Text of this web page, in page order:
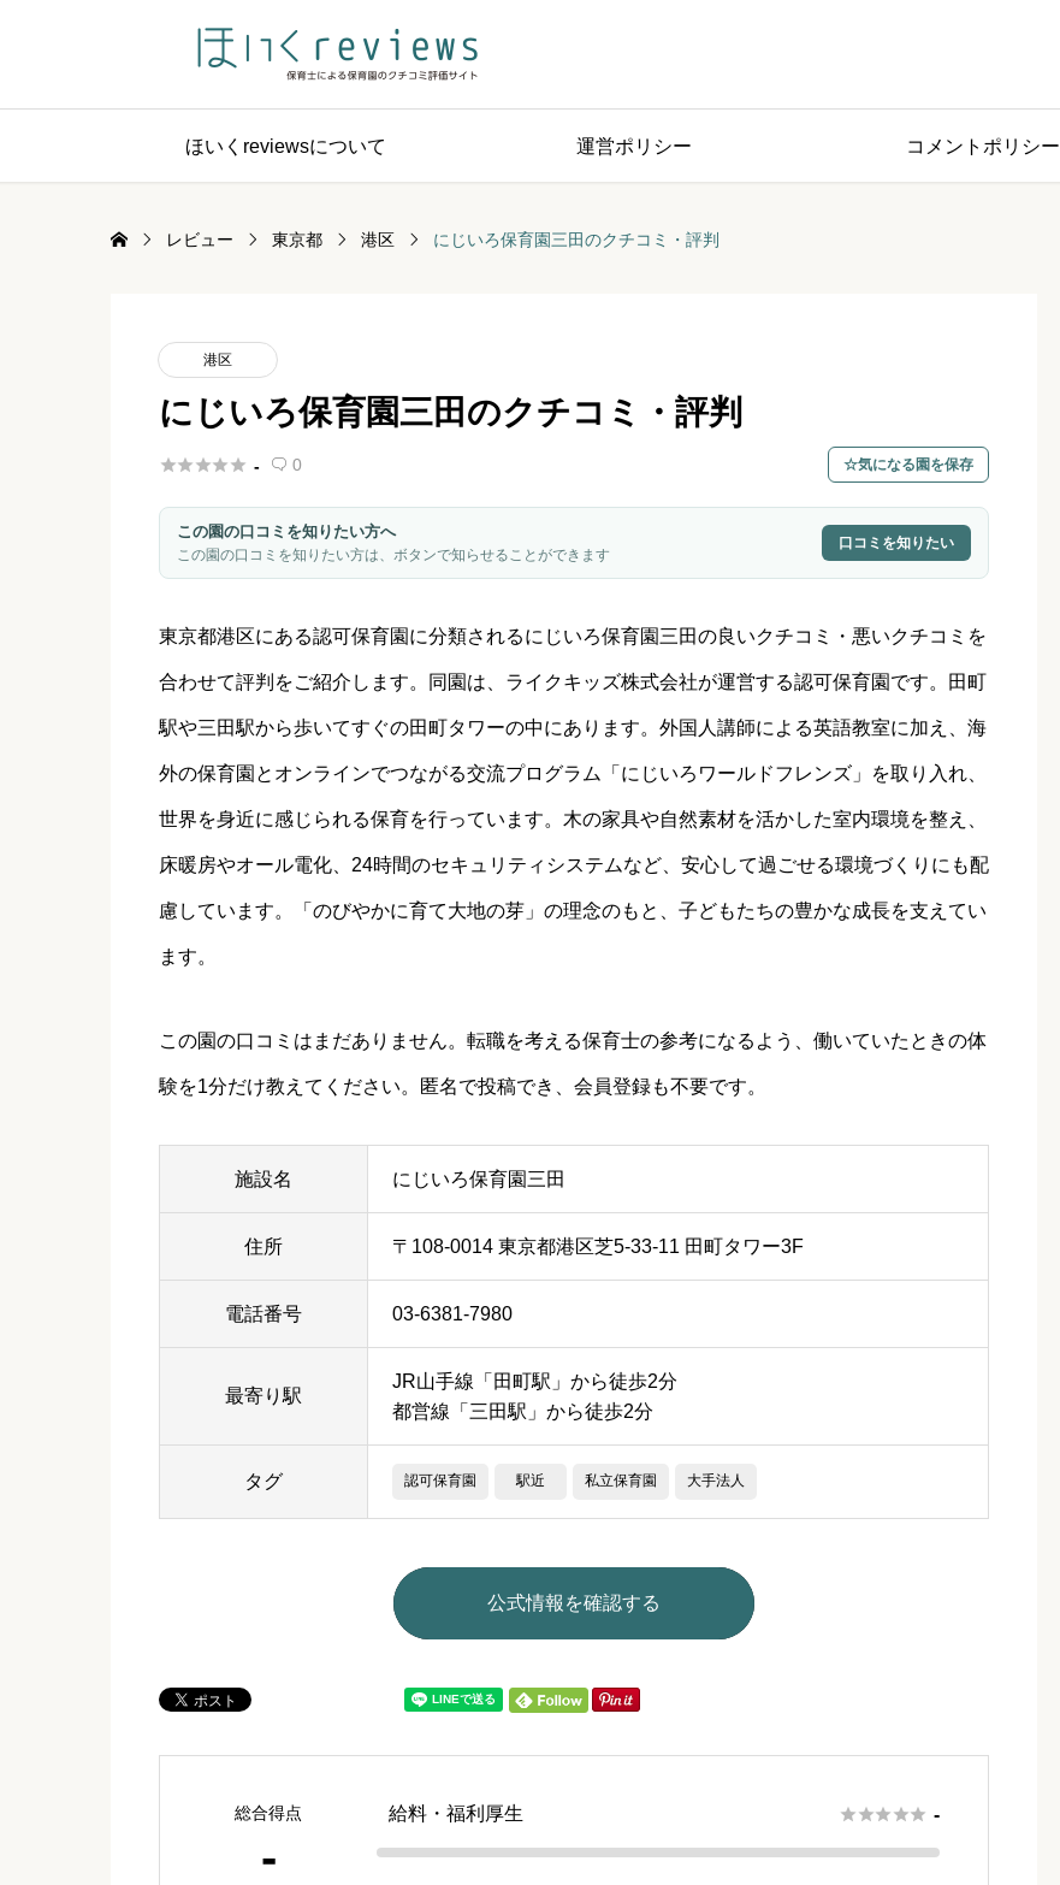
ほいくreviewsについて 運営ポリシー コメントポリシー
レビュー 東京都 港区 にじいろ保育園三田のクチコミ・評判
港区
にじいろ保育園三田のクチコミ・評判
 -  0 気になる園を保存
この園の口コミを知りたい方へ
この園の口コミを知りたい方は、ボタンで知らせることができます
口コミを知りたい
東京都港区にある認可保育園に分類されるにじいろ保育園三田の良いクチコミ・悪いクチコミを
合わせて評判をご紹介します。同園は、ライクキッズ株式会社が運営する認可保育園です。田町
駅や三田駅から歩いてすぐの田町タワーの中にあります。外国人講師による英語教室に加え、海
外の保育園とオンラインでつながる交流プログラム「にじいろワールドフレンズ」を取り入れ、
世界を身近に感じられる保育を行っています。木の家具や自然素材を活かした室内環境を整え、
床暖房やオール電化、24時間のセキュリティシステムなど、安心して過ごせる環境づくりにも配
慮しています。「のびやかに育て大地の芽」の理念のもと、子どもたちの豊かな成長を支えてい
ます。
この園の口コミはまだありません。転職を考える保育士の参考になるよう、働いていたときの体
験を1分だけ教えてください。匿名で投稿でき、会員登録も不要です。
施設名 にじいろ保育園三田
住所 〒108-0014 東京都港区芝5-33-11 田町タワー3F
電話番号 03-6381-7980
最寄り駅
JR山手線「田町駅」から徒歩2分
都営線「三田駅」から徒歩2分
タグ 認可保育園 駅近 私立保育園 大手法人
公式情報を確認する
総合得点
-
給料・福利厚生  -